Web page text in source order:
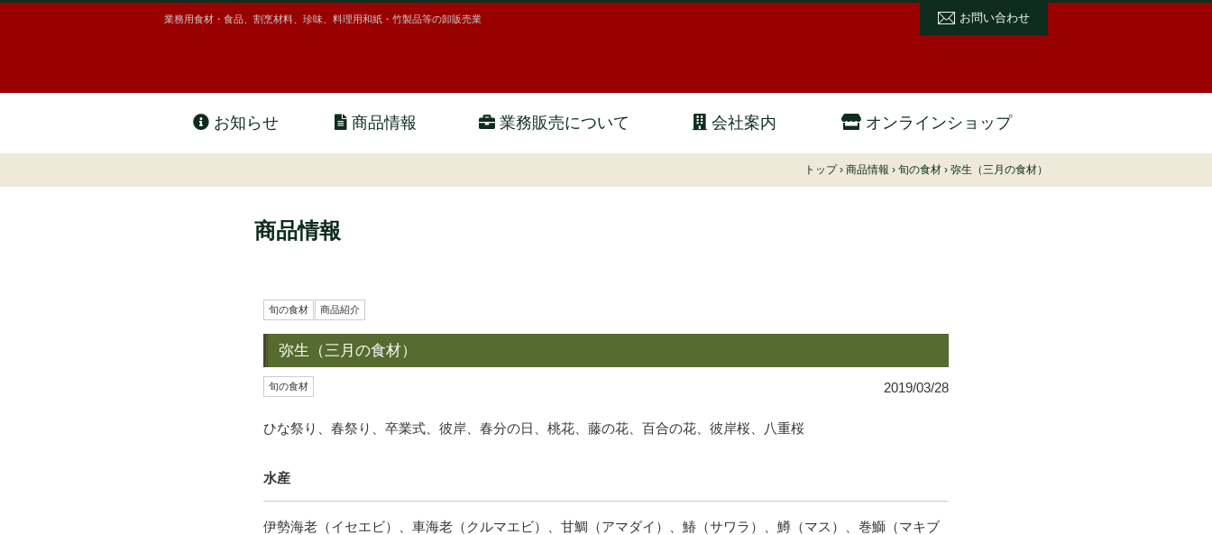
業務用食材・食品、割烹材料、珍味、料理用和紙・竹製品等の卸販売業
お問い合わせ
お知らせ 商品情報 業務販売について 会社案内 オンラインショップ
トップ› 商品情報 › 旬の食材 › 弥生（三月の食材）
商品情報
旬の食材 商品紹介
弥生（三月の食材）
旬の食材 2019/03/28
ひな祭り、春祭り、卒業式、彼岸、春分の日、桃花、藤の花、百合の花、彼岸桜、八重桜
水産
伊勢海老（イセエビ）、車海老（クルマエビ）、甘鯛（アマダイ）、鰆（サワラ）、鱒（マス）、巻鰤（マキブ